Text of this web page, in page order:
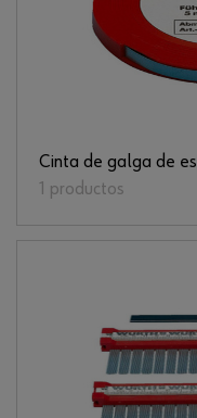
Cinta de galga de
1 productos